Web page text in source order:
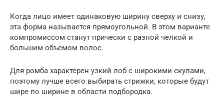
Когда лицо имеет одинаковую ширину сверху и снизу,
эта форма называется прямоугольной. В этом варианте
компромиссом станут прически с разной челкой и
большим объемом волос.
Для ромба характерен узкий лоб с широкими скулами,
поэтому лучше всего выбирать стрижки, которые будут
шире по ширине в области подбородка.